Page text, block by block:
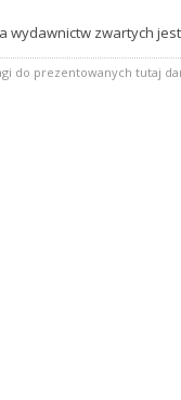
wydawnictw zwartych
do prezentowanych tutaj